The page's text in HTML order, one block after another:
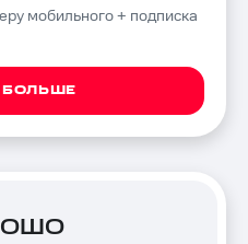
мобильного + подписка
БОЛЬШЕ